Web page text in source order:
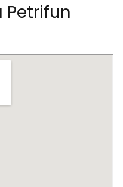
Petrifun